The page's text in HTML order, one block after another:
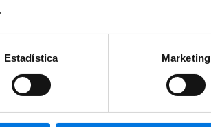
Estadística Marketing